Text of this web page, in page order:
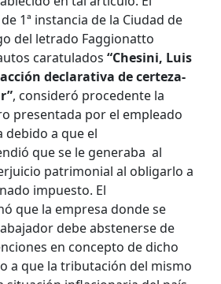
1ª instancia de la Ciudad de
del letrado Faggionatto
caratulados “Chesini, Luis
acción declarativa de certeza-
, consideró procedente la
presentada por el empleado
a que el
que se le generaba al
patrimonial al obligarlo a
impuesto. El
que la empresa donde se
debe abstenerse de
en concepto de dicho
a que la tributación del mismo